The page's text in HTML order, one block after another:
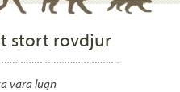
stort rovdjur
vara lugn